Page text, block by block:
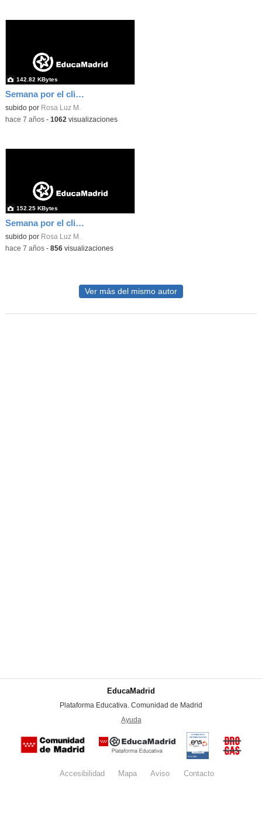
Semana por el clima 4
subido por Rosa Luz M.
142.82 KBytes
-hace 7 años- 1062 visualizaciones
Semana por el clima 5
subido por Rosa Luz M.
152.25 KBytes
-hace 7 años- 856visualizaciones
Ver más del mismo autor
EducaMadrid
Plataforma Educativa. Comunidad de Madrid
Ayuda
Certificación
conformidad
con el
Nacional de
Seguridad
del
Accesibilidad Mapa Aviso legalContacto